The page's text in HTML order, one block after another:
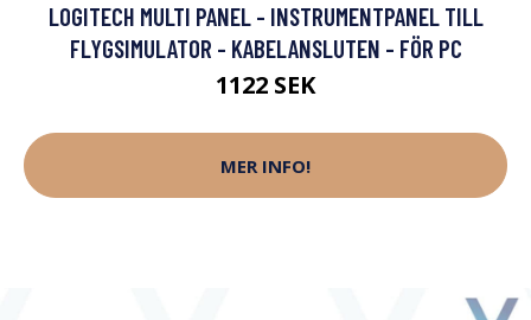
LOGITECH MULTI PANEL - INSTRUMENTPANEL TILL
FLYGSIMULATOR - KABELANSLUTEN - FÖR PC
1122 SEK
MER INFO!